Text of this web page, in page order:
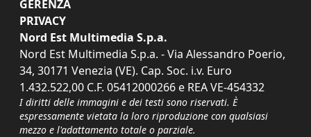
GERENZA
PRIVACY
Nord Est Multimedia S.p.a.
Nord Est Multimedia S.p.a. - Via Alessandro Poerio,
34, 30171 Venezia (VE). Cap. Soc. i.v. Euro
1.432.522,00 C.F. 05412000266 e REA VE-454332
I diritti delle immagini e dei testi sono riservati. È
espressamente vietata la loro riproduzione con qualsiasi
mezzo e l'adattamento totale o parziale.